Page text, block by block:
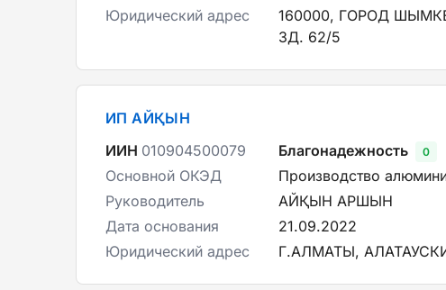
Юридический адрес
160000, ГОРОД
ЗД. 62/5
ИП АЙҚЫН
ИИН 010904500079 Благонадежность 0
Основной ОКЭД
Производство
Руководитель
АЙҚЫН АРШЫН
Дата основания
21.09.2022
Юридический адрес
Г.АЛМАТЫ,